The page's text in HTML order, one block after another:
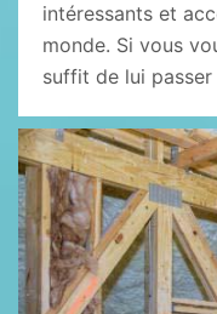
intéressants et
monde. Si vous
suffit de lui